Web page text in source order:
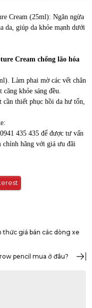
Cream (25ml): Ngăn ngừa
da, giúp da khỏe mạnh dưới
Cream chống lão hóa
Làm phai mờ các vết chân
khỏe sáng đều.
cần thiết phục hồi da hư tổn,
435 435 để được tư vấn
chính hãng với giá ưu đãi
pencil mua ở đâu?